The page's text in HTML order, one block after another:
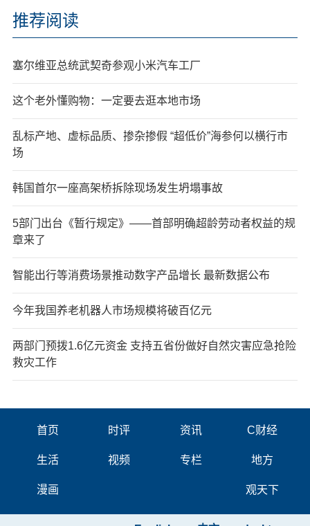
推荐阅读
塞尔维亚总统武契奇参观小米汽车工厂
这个老外懂购物：一定要去逛本地市场
乱标产地、虚标品质、掺杂掺假 “超低价”海参何以横行市
场
韩国首尔一座高架桥拆除现场发生坍塌事故
5部门出台《暂行规定》——首部明确超龄劳动者权益的规
章来了
智能出行等消费场景推动数字产品增长 最新数据公布
今年我国养老机器人市场规模将破百亿元
两部门预拨1.6亿元资金 支持五省份做好自然灾害应急抢险
救灾工作
首页 时评 资讯 C财经
生活 视频 专栏 地方
漫画 观天下